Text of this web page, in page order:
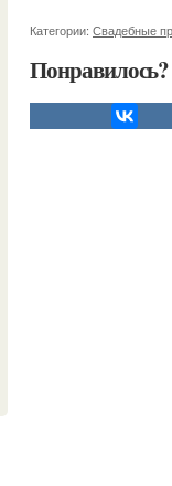
Категории: Свадебные
Понравилось?